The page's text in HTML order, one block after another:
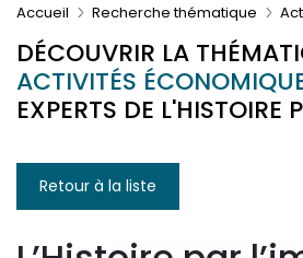
Accueil Recherche thématique
DÉCOUVRIR LA
ACTIVITÉS
EXPERTS DE L'HISTOIRE
Retour à la liste